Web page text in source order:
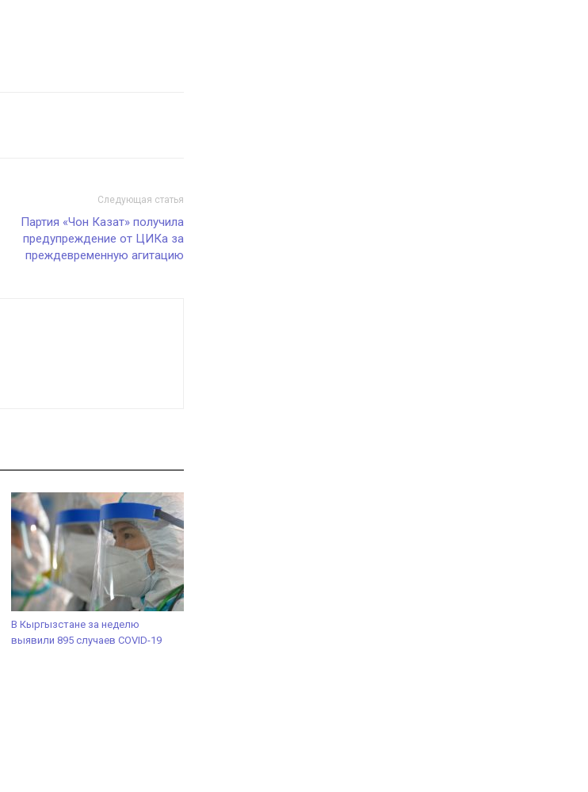
Следующая статья
Партия «Чон Казат» получила
предупреждение от ЦИКа за
преждевременную агитацию
В Кыргызстане за неделю
выявили 895 случаев COVID-19